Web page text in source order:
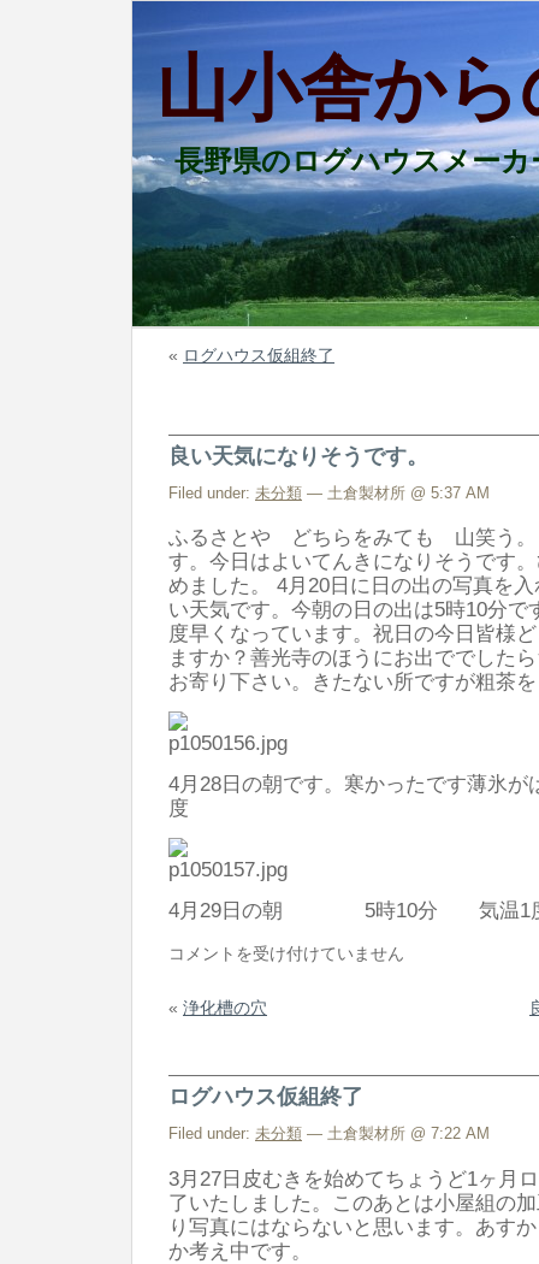
山小舎か
長野県のログハウスメー
« ログハウス仮組終了
良い天気になりそうです。
Filed under: 未分類 — 土倉製材所 @ 5:37 AM
ふるさとや どちらをみても 山笑う。
す。今日はよいてんきになりそうです
めました。 4月20日に日の出の写真を
い天気です。今朝の日の出は5時10分で
度早くなっています。祝日の今日皆様
ますか？善光寺のほうにお出ででした
お寄り下さい。きたない所ですが粗茶
4月28日の朝です。寒かったです薄氷が
度
4月29日の朝 5時10分 気温1
良
天
に
な
り
う
で
す。
コメントを受け付けていません
« 浄化槽の穴
ログハウス仮組終了
Filed under: 未分類 — 土倉製材所 @ 7:22 AM
3月27日皮むきを始めてちょうど1ヶ月
了いたしました。このあとは小屋組の
り写真にはならないと思います。あす
か考え中です。